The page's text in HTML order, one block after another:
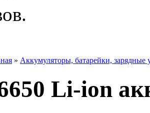
» Аккумуляторы, батарейки, зарядные
Li-ion